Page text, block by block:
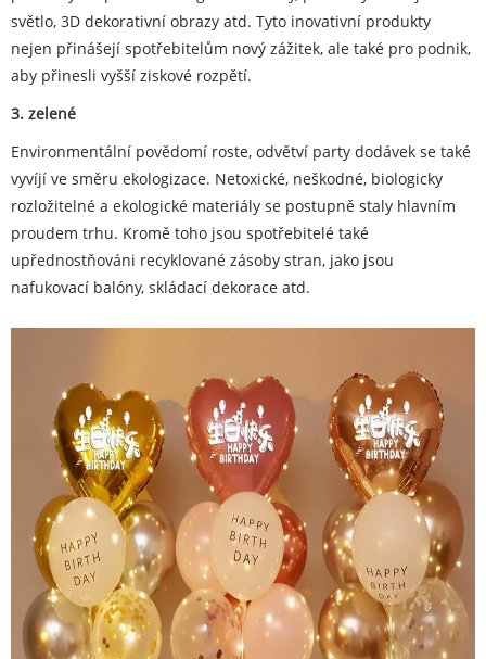
světlo, 3D dekorativní obrazy atd. Tyto inovativní produkty
nejen přinášejí spotřebitelům nový zážitek, ale také pro podnik,
aby přinesli vyšší ziskové rozpětí.
3. zelené
Environmentální povědomí roste, odvětví party dodávek se také
vyvíjí ve směru ekologizace. Netoxické, neškodné, biologicky
rozložitelné a ekologické materiály se postupně staly hlavním
proudem trhu. Kromě toho jsou spotřebitelé také
upřednostňováni recyklované zásoby stran, jako jsou
nafukovací balóny, skládací dekorace atd.